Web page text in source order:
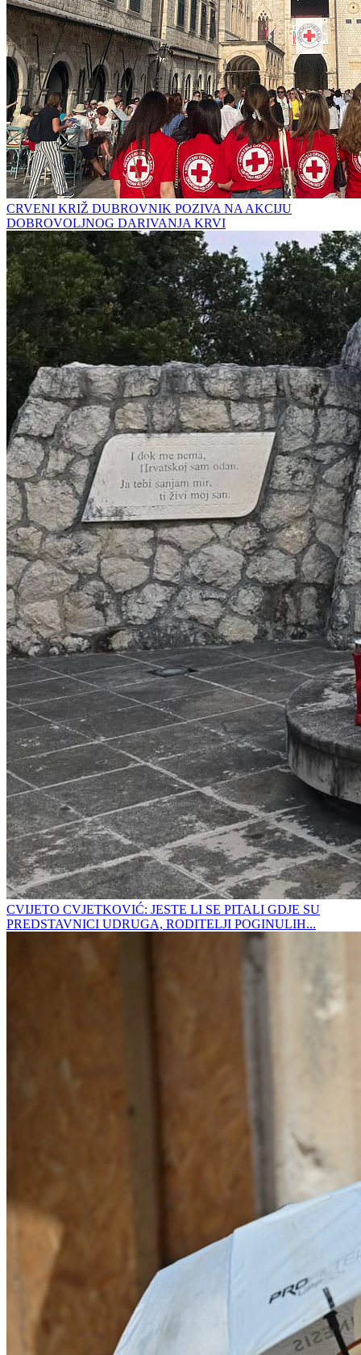
CRVENI KRIŽ DUBROVNIK POZIVA NA AKCIJU
DOBROVOLJNOG DARIVANJA KRVI
CVIJETO CVJETKOVIĆ: JESTE LI SE PITALI GDJE SU
PREDSTAVNICI UDRUGA, RODITELJI POGINULIH...